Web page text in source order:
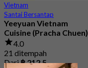
Vietnam
Santai Bersantap
Yeeyuan Vietnam
Cuisine (Pracha Chuen)
4.0
21 ditempah
Dari฿ 212.5